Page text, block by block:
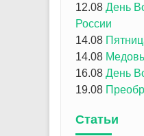
12.08 День
России
14.08
14.08
16.08 День
19.08
Статьи